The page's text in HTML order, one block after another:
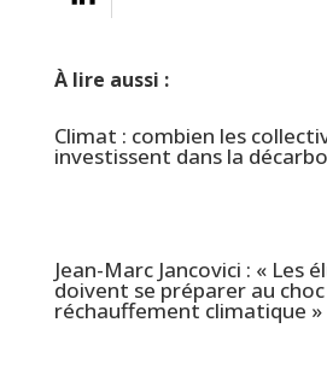
À lire aussi :
Climat : combien les
investissent dans la
Jean-Marc Jancovici : « Les
doivent se préparer au
réchauffement climatique »